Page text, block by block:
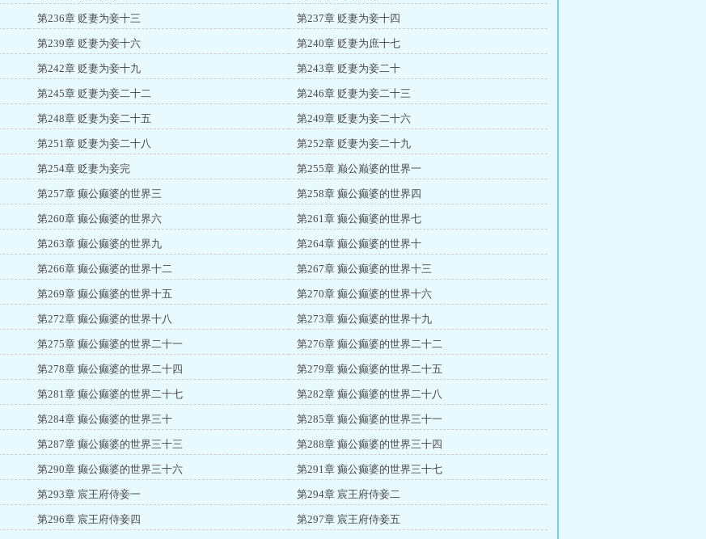
第236章 贬妻为妾十三 第237章 贬妻为妾十四
第239章 贬妻为妾十六 第240章 贬妻为庶十七
第242章 贬妻为妾十九 第243章 贬妻为妾二十
第245章 贬妻为妾二十二 第246章 贬妻为妾二十三
第248章 贬妻为妾二十五 第249章 贬妻为妾二十六
第251章 贬妻为妾二十八 第252章 贬妻为妾二十九
第254章 贬妻为妾完 第255章 巅公巅婆的世界一
第257章 癫公癫婆的世界三 第258章 癫公癫婆的世界四
第260章 癫公癫婆的世界六 第261章 癫公癫婆的世界七
第263章 癫公癫婆的世界九 第264章 癫公癫婆的世界十
第266章 癫公癫婆的世界十二 第267章 癫公癫婆的世界十三
第269章 癫公癫婆的世界十五 第270章 癫公癫婆的世界十六
第272章 癫公癫婆的世界十八 第273章 癫公癫婆的世界十九
第275章 癫公癫婆的世界二十一 第276章 癫公癫婆的世界二十二
第278章 癫公癫婆的世界二十四 第279章 癫公癫婆的世界二十五
第281章 癫公癫婆的世界二十七 第282章 癫公癫婆的世界二十八
第284章 癫公癫婆的世界三十 第285章 癫公癫婆的世界三十一
第287章 癫公癫婆的世界三十三 第288章 癫公癫婆的世界三十四
第290章 癫公癫婆的世界三十六 第291章 癫公癫婆的世界三十七
第293章 宸王府侍妾一 第294章 宸王府侍妾二
第296章 宸王府侍妾四 第297章 宸王府侍妾五